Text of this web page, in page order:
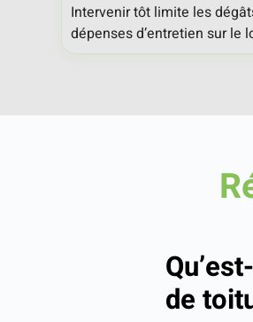
Intervenir tôt limite les
dépenses d’entretien sur le
de